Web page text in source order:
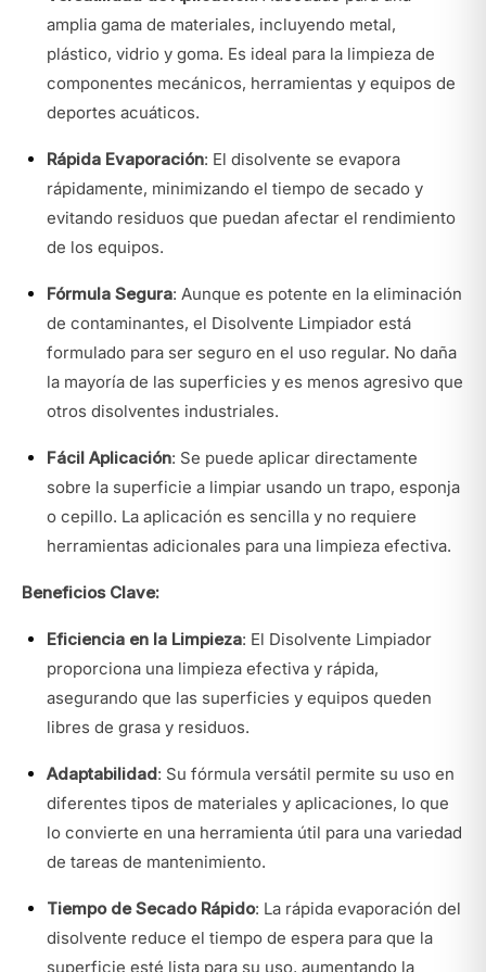
amplia gama de materiales, incluyendo metal,
plástico, vidrio y goma. Es ideal para la limpieza de
componentes mecánicos, herramientas y equipos de
deportes acuáticos.
Rápida Evaporación: El disolvente se evapora
rápidamente, minimizando el tiempo de secado y
evitando residuos que puedan afectar el rendimiento
de los equipos.
Fórmula Segura: Aunque es potente en la eliminación
de contaminantes, el Disolvente Limpiador está
formulado para ser seguro en el uso regular. No daña
la mayoría de las superficies y es menos agresivo que
otros disolventes industriales.
Fácil Aplicación: Se puede aplicar directamente
sobre la superficie a limpiar usando un trapo, esponja
o cepillo. La aplicación es sencilla y no requiere
herramientas adicionales para una limpieza efectiva.
Beneficios Clave:
Eficiencia en la Limpieza: El Disolvente Limpiador
proporciona una limpieza efectiva y rápida,
asegurando que las superficies y equipos queden
libres de grasa y residuos.
Adaptabilidad: Su fórmula versátil permite su uso en
diferentes tipos de materiales y aplicaciones, lo que
lo convierte en una herramienta útil para una variedad
de tareas de mantenimiento.
Tiempo de Secado Rápido: La rápida evaporación del
disolvente reduce el tiempo de espera para que la
superficie esté lista para su uso, aumentando la